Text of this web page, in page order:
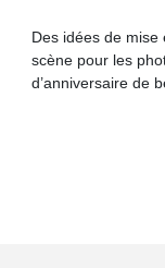
Des idées de mise
scène pour les
d’anniversaire de